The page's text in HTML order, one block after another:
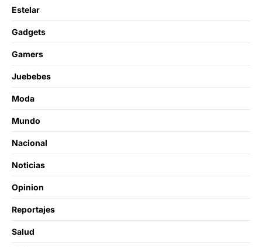
Estelar
Gadgets
Gamers
Juebebes
Moda
Mundo
Nacional
Noticias
Opinion
Reportajes
Salud